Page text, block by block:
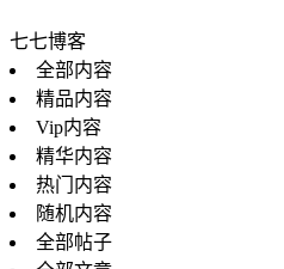
七七博客
全部内容
精品内容
Vip内容
精华内容
热门内容
随机内容
全部帖子